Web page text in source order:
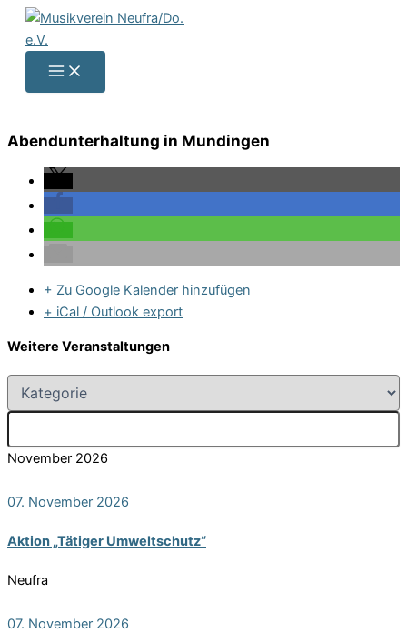
Zum
Inhalt
Abend­un­ter­hal­tung in Mundingen
+ Zu Google Kalender hinzufügen
+ iCal / Outlook export
Weitere Veranstaltungen
November 2026
07. November 2026
Akti­on „Täti­ger Umweltschutz“
Neufra
07. November 2026